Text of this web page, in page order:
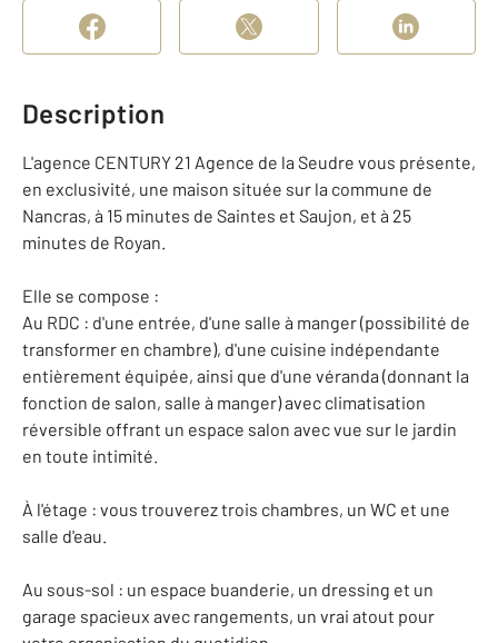
Description
L'agence CENTURY 21 Agence de la Seudre vous présente,
en exclusivité, une maison située sur la commune de
Nancras, à 15 minutes de Saintes et Saujon, et à 25
minutes de Royan.
Elle se compose :
Au RDC : d'une entrée, d'une salle à manger (possibilité de
transformer en chambre), d'une cuisine indépendante
entièrement équipée, ainsi que d'une véranda (donnant la
fonction de salon, salle à manger) avec climatisation
réversible offrant un espace salon avec vue sur le jardin
en toute intimité.
À l'étage : vous trouverez trois chambres, un WC et une
salle d'eau.
Au sous-sol : un espace buanderie, un dressing et un
garage spacieux avec rangements, un vrai atout pour